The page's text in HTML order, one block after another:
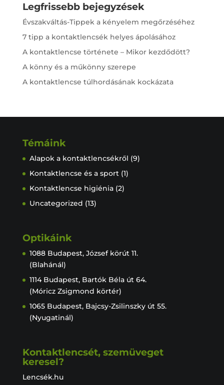
k r
Legfrissebb bejegyzések
Évszakváltás-Tippek a kényelem megőrzéséhez
7 tipp a kontaktlencsék helyes ápolásához
A kontaktlencse története – Mikor kezdődött?
A könny és a műkönny szerepe
A kontaktlencse túlhordásának kockázata
Témáink
Alapok a kontaktlencsékről (9)
Kontaktlencse és a sport(1)
Kontaktlencse higiénia(2)
Uncategorized (13)
Optikáink
1088 Budapest, József körút 11.
(Blahánál)
1114 Budapest, Bartók Béla út 64.
(Móricz Zsigmond körtér)
1065 Budapest, Bajcsy-Zsilinszky út 55.
(Nyugatinál)
Kontaktlencsét, szemüveget
keresel?
Lencsék.hu